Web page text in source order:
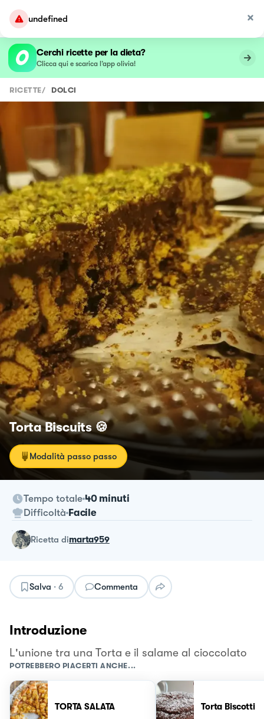
undefined
Cerchi ricette per la dieta?
Clicca qui e scarica l’app olivia!
RICETTE/ DOLCI
Torta Biscuits 🍪
Modalità passo passo
Tempo totale 40 minuti
Difficoltà Facile
ricetta dimarta959
Salva · 6 Commenta
Introduzione
L'unione tra una Torta e il salame al cioccolato
POTREBBERO PIACERTI ANCHE...
TORTA SALATA Torta Biscotti